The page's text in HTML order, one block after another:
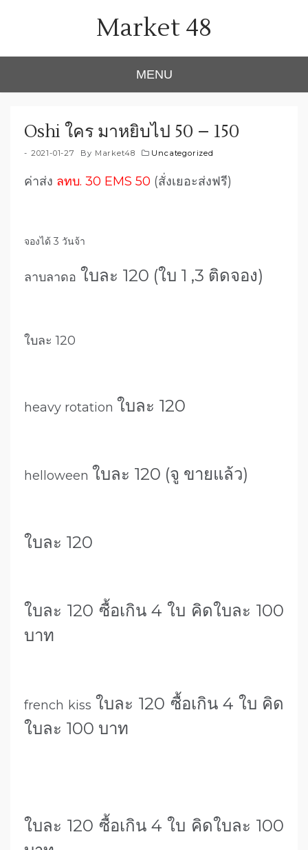
Market 48
MENU
Oshi ใคร มาหยิบไป 50 – 150
2021-01-27 By Market48 Uncategorized
ค่าส่ง ลทบ. 30 EMS 50 (สั่งเยอะส่งฟรี)
จองได้ 3 วันจ้า
ลาบลาดอ ใบละ 120 (ใบ 1 ,3 ติดจอง)
ใบละ 120
heavy rotation ใบละ 120
helloween ใบละ 120 (จู ขายแล้ว)
ใบละ 120
ใบละ 120 ซื้อเกิน 4 ใบ คิดใบละ 100
บาท
french kiss ใบละ 120 ซื้อเกิน 4 ใบ คิด
ใบละ 100 บาท
ใบละ 120 ซื้อเกิน 4 ใบ คิดใบละ 100